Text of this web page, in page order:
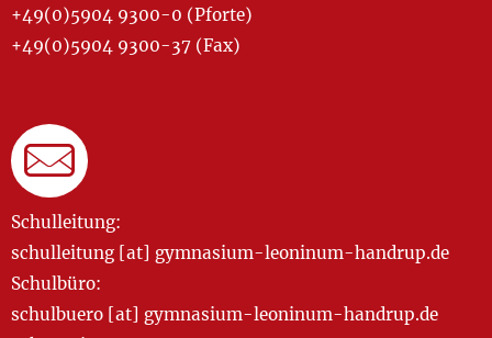
+49(0)5904 9300-0 (Pforte)
+49(0)5904 9300-37 (Fax)
Schulleitung:
schulleitung [at] gymnasium-leoninum-handrup.de
Schulbüro:
schulbuero [at] gymnasium-leoninum-handrup.de